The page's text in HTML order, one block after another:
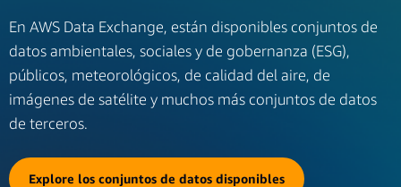
Introducción
En AWS Data Exchange, están disponibles conjuntos de
datos ambientales, sociales y de gobernanza (ESG),
públicos, meteorológicos, de calidad del aire, de
imágenes de satélite y muchos más conjuntos de datos
de terceros.
Explore los conjuntos de datos disponibles